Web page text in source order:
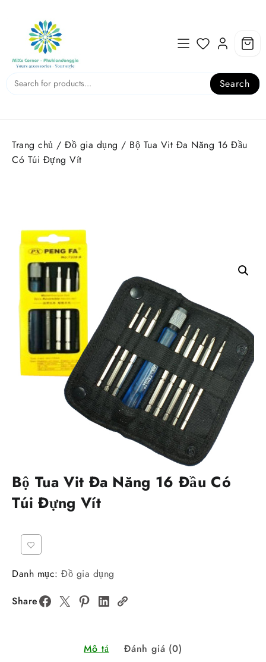
content
Search
Trang chủ / Đồ gia dụng / Bộ Tua Vit Đa Năng 16 Đầu
Có Túi Đựng Vít
Bộ Tua Vit Đa Năng 16 Đầu Có
Túi Đựng Vít
Danh mục: Đồ gia dụng
Share
Mô tả Đánh giá (0)